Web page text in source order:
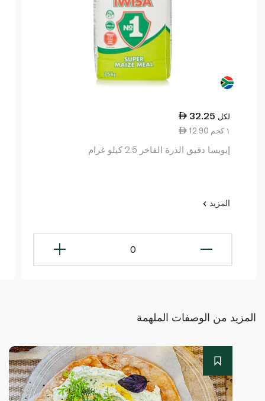
32.25 لكل
12.90 ١ كجم
إيويسا دقيق الذرة الفاخر 2.5 كيلو غرام
المزيد
0
المزيد من الوصفات الملهمة